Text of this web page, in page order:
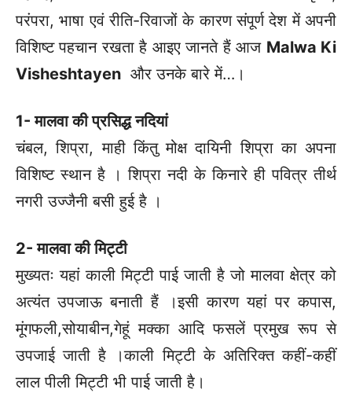
परंपरा, भाषा एवं रीति-रिवाजों के कारण संपूर्ण देश में अपनी
विशिष्ट पहचान रखता है आइए जानते हैं आज Malwa Ki
Visheshtayen और उनके बारे में…।
1- मालवा की प्रसिद्ध नदियां
चंबल, शिप्रा, माही किंतु मोक्ष दायिनी शिप्रा का अपना
विशिष्ट स्थान है । शिप्रा नदी के किनारे ही पवित्र तीर्थ
नगरी उज्जैनी बसी हुई है ।
2- मालवा की मिट्टी
मुख्यतः यहां काली मिट्टी पाई जाती है जो मालवा क्षेत्र को
अत्यंत उपजाऊ बनाती हैं ।इसी कारण यहां पर कपास,
मूंगफली,सोयाबीन,गेहूं मक्का आदि फसलें प्रमुख रूप से
उपजाई जाती है ।काली मिट्टी के अतिरिक्त कहीं-कहीं
लाल पीली मिट्टी भी पाई जाती है।